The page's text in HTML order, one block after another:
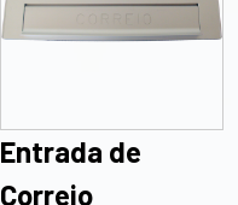
Entrada de
Correio